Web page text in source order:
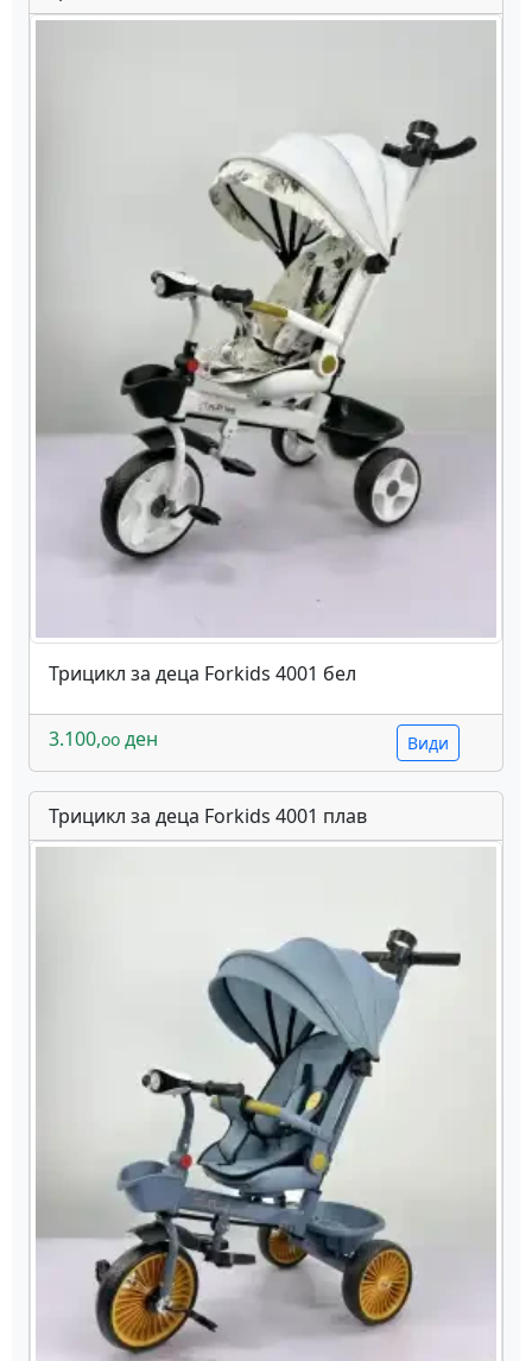
Трицикл за деца Forkids 4001 бел
3.100,oo ден Види
Трицикл за деца Forkids 4001 плав